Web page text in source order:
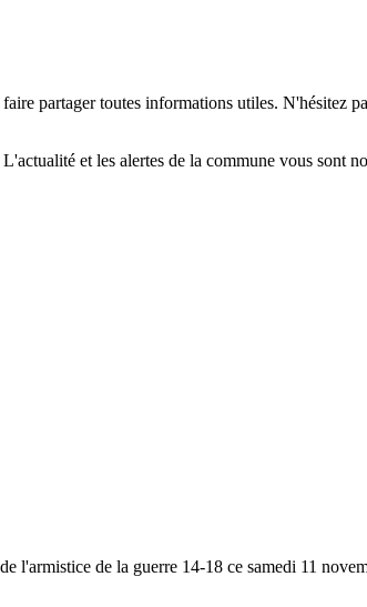
partager toutes informations utiles. N'hésitez
et les alertes de la commune vous sont
l'armistice de la guerre 14-18 ce samedi 11